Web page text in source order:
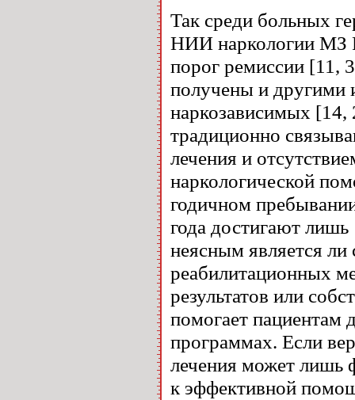
Так среди больных
НИИ наркологии МЗ
порог ремиссии [11,
получены и другими
наркозависимых [14,
традиционно
лечения и
наркологической
годичном
года достигают
неясным является ли
реабилитационных
результатов или
помогает пациентам
программах. Если
лечения может лишь
к эффективной